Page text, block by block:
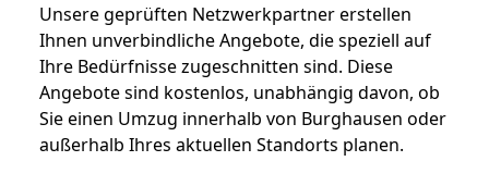
Unsere geprüften Netzwerkpartner erstellen
Ihnen unverbindliche Angebote, die speziell auf
Ihre Bedürfnisse zugeschnitten sind. Diese
Angebote sind kostenlos, unabhängig davon, ob
Sie einen Umzug innerhalb von Burghausen oder
außerhalb Ihres aktuellen Standorts planen.